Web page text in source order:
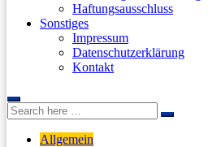
Haftungsausschluss
Sonstiges
Impressum
Datenschutzerklärung
Kontakt
Search
for:
Search
Allgemein